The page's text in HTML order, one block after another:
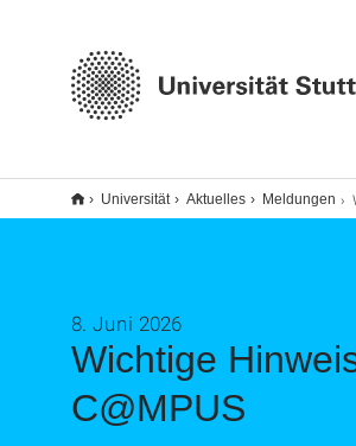
Universität Aktuelles Meldungen
Wichtige
C@MPUS
8. Juni 2026